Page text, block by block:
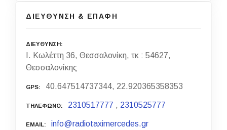
ΔΙΕΥΘΥΝΣΗ & ΕΠΑΦΗ
ΔΙΕΥΘΥΝΣΗ
Ι. Κωλέττη 36, Θεσσαλονίκη, τκ : 54627,
Θεσσαλονίκης
GPS 40.647514737344, 22.920365358353
ΤΗΛΕΦΩΝΟ 2310517777 , 2310525777
EMAIL info@radiotaximercedes.gr